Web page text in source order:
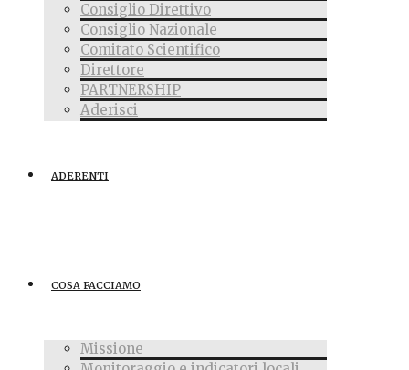
Consiglio Direttivo
Consiglio Nazionale
Comitato Scientifico
Direttore
PARTNERSHIP
Aderisci
ADERENTI
COSA FACCIAMO
Missione